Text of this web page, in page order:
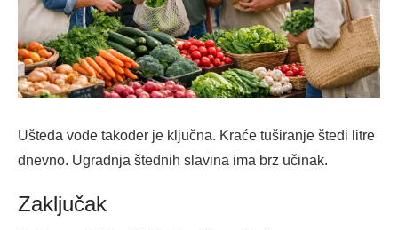
Ušteda vode također je ključna. Kraće tuširanje štedi litre
dnevno. Ugradnja štednih slavina ima brz učinak.
Zaključak